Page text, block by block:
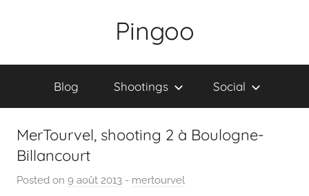
Pingoo
Blog Shootings Social
MerTourvel, shooting 2 à Boulogne-
Billancourt
Posted on 9 août 2013 b- mertourvel